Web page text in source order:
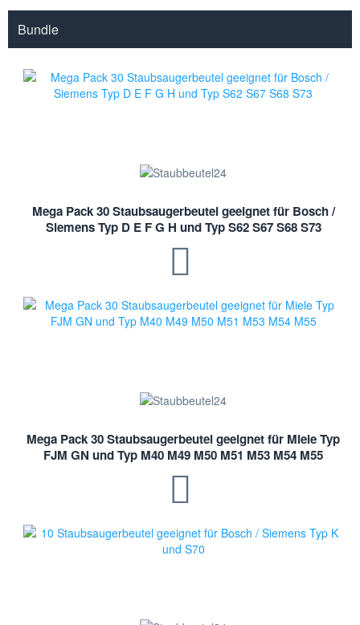
Bundle
Mega Pack 30 Staubsaugerbeutel geeignet für Bosch /
Siemens Typ D E F G H und Typ S62 S67 S68 S73
Mega Pack 30 Staubsaugerbeutel geeignet für Miele Typ
FJM GN und Typ M40 M49 M50 M51 M53 M54 M55